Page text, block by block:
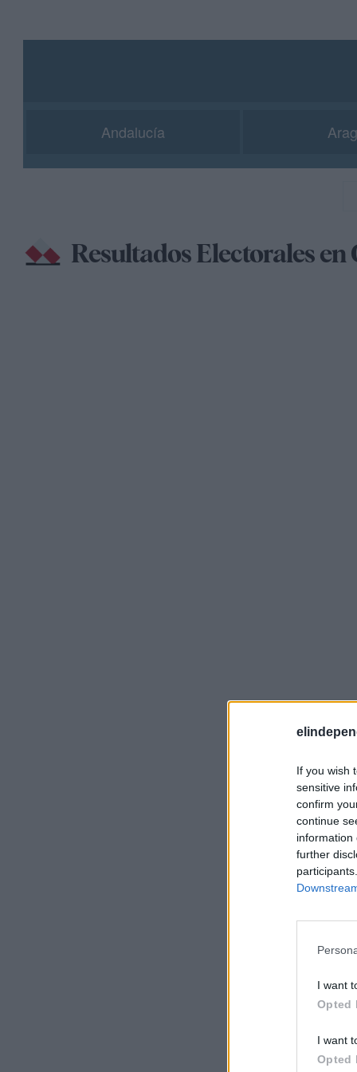
If you wish
sensitive
confirm
continue
information
further
I want
Opted
I want
Opted
Andalucía
Resultados Electorales en